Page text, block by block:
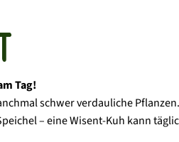
Tag!
schwer verdauliche
– eine Wisent-Kuh kann